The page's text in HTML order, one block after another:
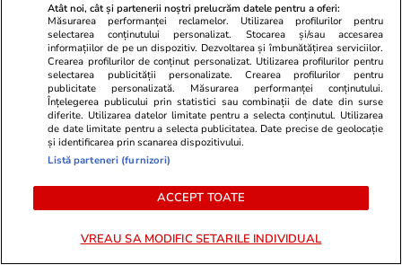
PARTENERI
Atât noi, cât și partenerii noștri prelucrăm datele pentru a oferi:
Măsurarea performanței reclamelor. Utilizarea profilurilor pentru
selectarea conținutului personalizat. Stocarea și/sau accesarea
informațiilor de pe un dispozitiv. Dezvoltarea și îmbunătățirea serviciilor.
Crearea profilurilor de conținut personalizat. Utilizarea profilurilor pentru
selectarea publicității personalizate. Crearea profilurilor pentru
publicitate personalizată. Măsurarea performanței conținutului.
Înțelegerea publicului prin statistici sau combinații de date din surse
diferite. Utilizarea datelor limitate pentru a selecta conținutul. Utilizarea
de date limitate pentru a selecta publicitatea. Date precise de geolocație
și identificarea prin scanarea dispozitivului.
Listă parteneri (furnizori)
ACCEPT TOATE
VREAU SA MODIFIC SETARILE INDIVIDUAL